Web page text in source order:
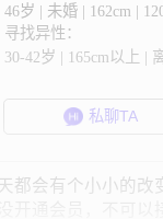
46岁 | 未婚 | 162cm |
寻找异性：
30-42岁 | 165cm以上 |
私聊TA
都会有个小小的改